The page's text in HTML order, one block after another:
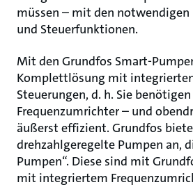
müssen – mit den
und Steuerfunktionen.
Mit den Grundfos Smart-
Komplettlösung mit
Steuerungen, d. h. Sie
Frequenzumrichter – und
äußerst effizient. Grundfos
drehzahlgeregelte Pumpen an,
Pumpen“. Diese sind mit
mit integriertem